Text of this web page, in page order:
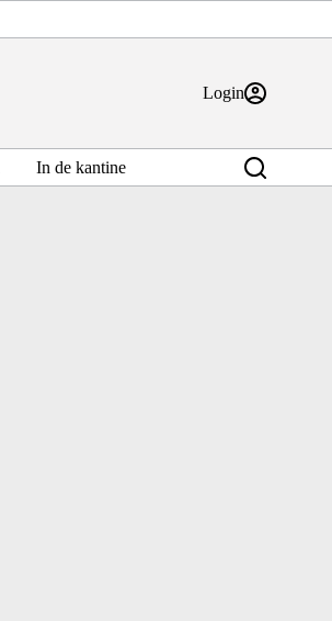
Login
In de kantine